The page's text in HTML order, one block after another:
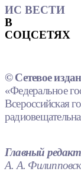
ИС ВЕСТИ
В
СОЦСЕТЯХ
© Сетевое
«Федеральное
Всероссийская
Главный
А. А.